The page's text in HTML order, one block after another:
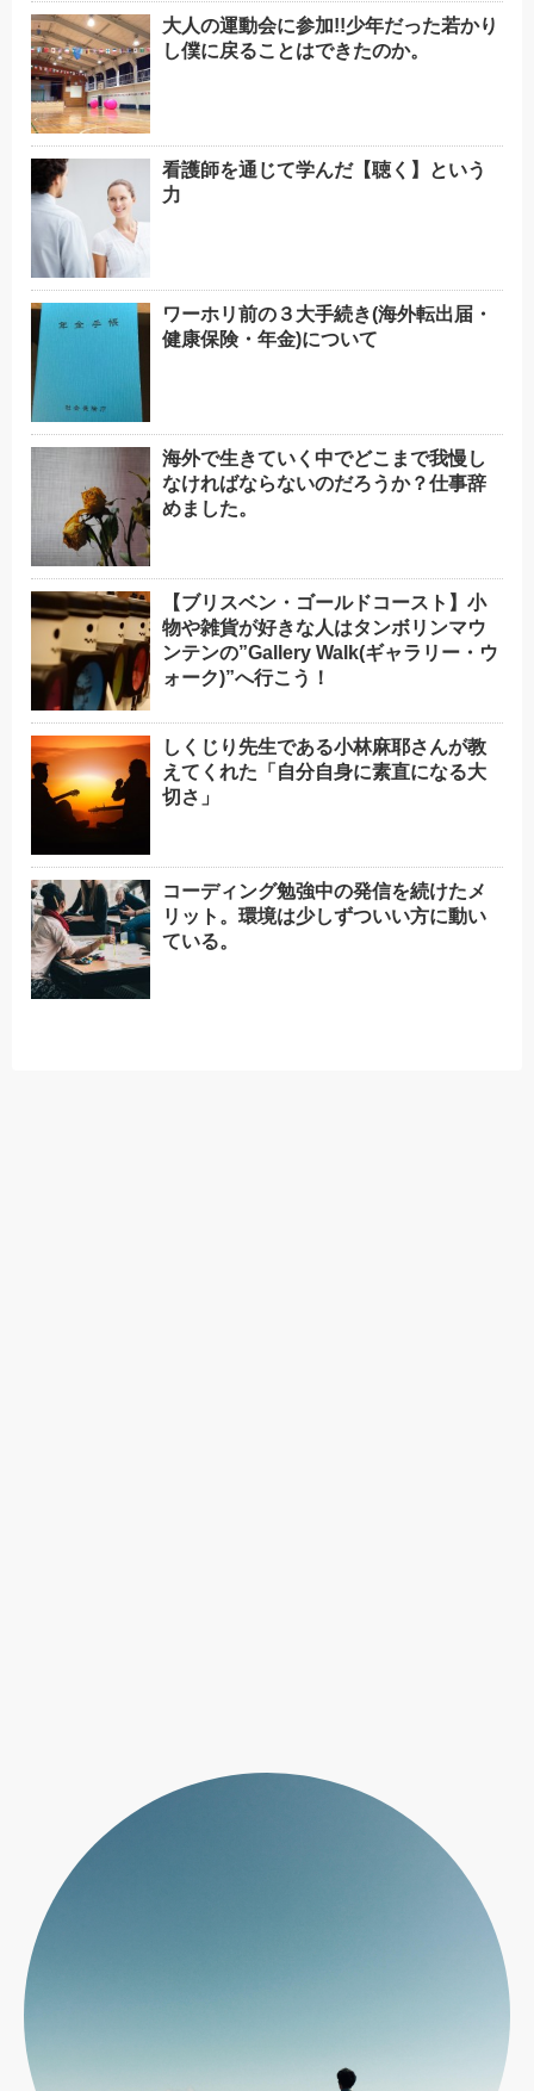
大人の運動会に参加!!少年だった若かり
し僕に戻ることはできたのか。
看護師を通じて学んだ【聴く】という
力
ワーホリ前の３大手続き(海外転出届・
健康保険・年金)について
海外で生きていく中でどこまで我慢し
なければならないのだろうか？仕事辞
めました。
【ブリスベン・ゴールドコースト】小
物や雑貨が好きな人はタンボリンマウ
ンテンの”Gallery Walk(ギャラリー・ウ
ォーク)”へ行こう！
しくじり先生である小林麻耶さんが教
えてくれた「自分自身に素直になる大
切さ」
コーディング勉強中の発信を続けたメ
リット。環境は少しずついい方に動い
ている。